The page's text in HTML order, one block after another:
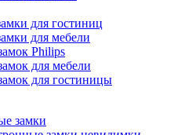
замки